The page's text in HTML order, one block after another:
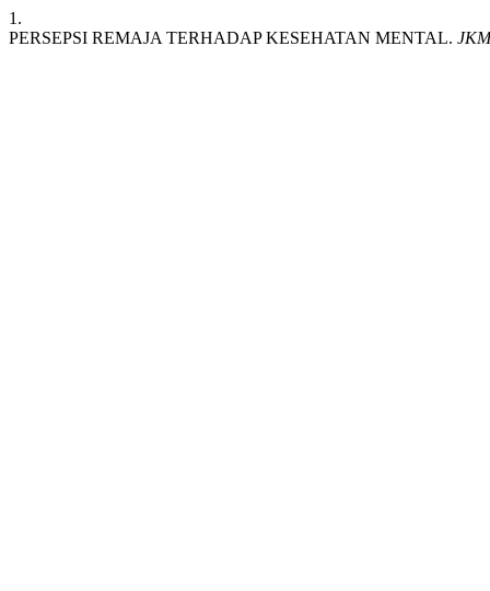
1.
PERSEPSI REMAJA TERHADAP KESEHATAN MENTAL.